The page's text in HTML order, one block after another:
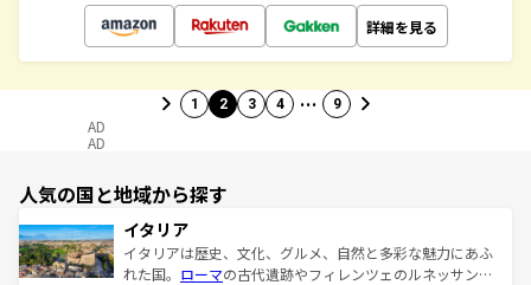
詳細を見る
1 2 3 4 … 9
AD
AD
人気の国と地域から探す
イタリア
イタリアは歴史、文化、グルメ、自然と多彩な魅力にあふ
れた国。 ローマの古代遺跡やフィレンツェのルネッサンス